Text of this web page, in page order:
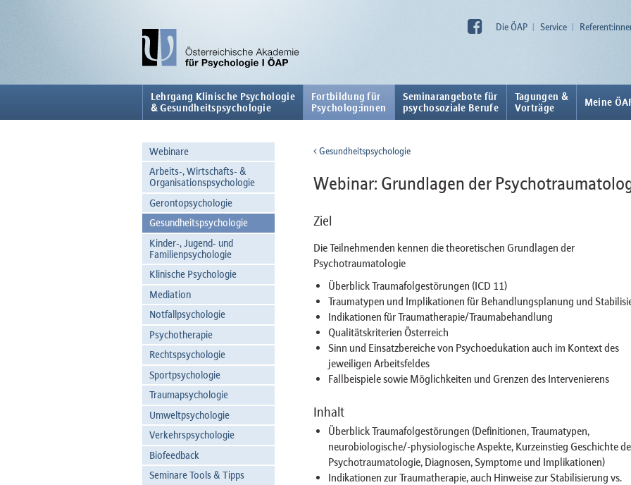
Die ÖAP Service
Lehrgang Klinische Psychologie
& Gesundheitspsychologie
Fortbildung für
Psycholog:innen
Seminarangebote für
psychosoziale Berufe
Tagungen &
Vorträge
Meine
Webinare
Arbeits-, Wirtschafts- &
Organisationspsychologie
Gerontopsychologie
Gesundheitspsychologie
Kinder-, Jugend- und
Familienpsychologie
Klinische Psychologie
Mediation
Notfallpsychologie
Psychotherapie
Rechtspsychologie
Sportpsychologie
Traumapsychologie
Umweltpsychologie
Verkehrspsychologie
Biofeedback
Seminare Tools & Tipps
Gesundheitspsychologie
Webinar: Grundlagen der
Ziel
Die Teilnehmenden kennen die theoretischen Grundlagen der
Psychotraumatologie
Überblick Traumafolgestörungen (ICD 11)
Traumatypen und Implikationen für Behandlungsplanung und
Indikationen für Traumatherapie/Traumabehandlung
Qualitätskriterien Österreich
Sinn und Einsatzbereiche von Psychoedukation auch im Kontext des
jeweiligen Arbeitsfeldes
Fallbeispiele sowie Möglichkeiten und Grenzen des Intervenierens
Inhalt
Überblick Traumafolgestörungen (Definitionen, Traumatypen,
neurobiologische/-physiologische Aspekte, Kurzeinstieg Geschichte
Psychotraumatologie, Diagnosen, Symptome und Implikationen)
Indikationen zur Traumatherapie, auch Hinweise zur Stabilisierung vs.